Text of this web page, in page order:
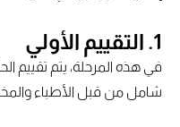
التقييم الأولي
في هذه المرحلة، يتم تقييم
شامل من قبل الأطباء